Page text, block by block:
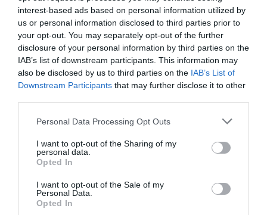
interest-based ads based on personal information utilized by
us or personal information disclosed to third parties prior to
your opt-out. You may separately opt-out of the further
disclosure of your personal information by third parties on the
IAB’s list of downstream participants. This information may
also be disclosed by us to third parties on the IAB’s List of
Downstream Participants that may further disclose it to other
Personal Data Processing Opt Outs
I want to opt-out of the Sharing of my
personal data.
Opted In
I want to opt-out of the Sale of my
Personal Data.
Opted In
Ταυτότητα
Πληροφορίες έκδοσης: Σειρά: Αστυνομικό, ISBN: 978-
960-566-005-5, τιμή: 15,50 €, σελ.: 368
Ακολουθήστε το Culturenow.gr στο
μάθετε πρώτοι όλες τις ειδήσεις
Δείτε όλα τα
τελευταία νέα
για την Τέχνη και τον
Πολιτισμό στοCulturenow.gr